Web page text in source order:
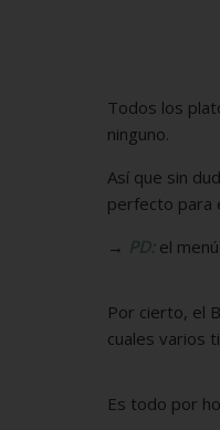
Todos los
ninguno.
Así que sin
perfecto para
→ PD:el menú
Por cierto, el
cuales varios
Es todo por